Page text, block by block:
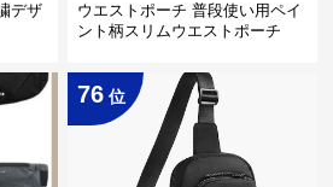
デザ
ウエストポーチ 普段使い用ペイ
ント柄スリムウエストポーチ
76 位